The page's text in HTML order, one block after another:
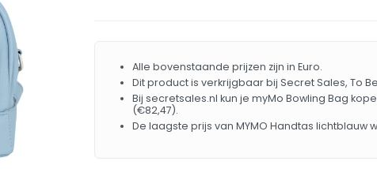
Alle bovenstaande prijzen zijn in Euro.
Dit product is verkrijgbaar bij Secret Sales, To Be
Bij secretsales.nl kun je myMo Bowling Bag
(€82,47).
De laagste prijs van MYMO Handtas lichtblauw